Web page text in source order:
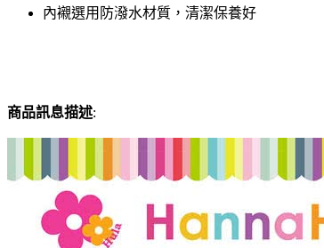
內襯選用防潑水材質，清潔保養好
商品訊息描述: